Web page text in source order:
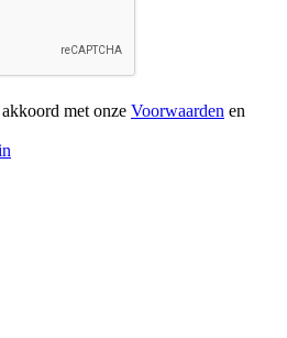
met onze Voorwaarden en